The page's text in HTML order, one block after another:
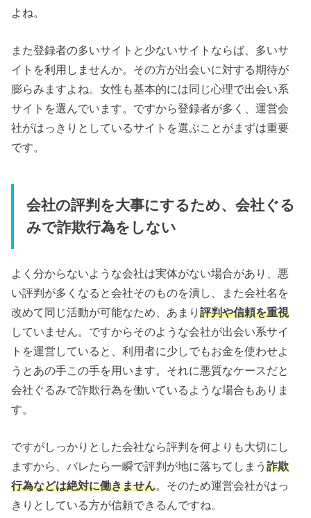
よね。
また登録者の多いサイトと少ないサイトならば、多いサ
イトを利用しませんか。その方が出会いに対する期待が
膨らみますよね。女性も基本的には同じ心理で出会い系
サイトを選んでいます。ですから登録者が多く、運営会
社がはっきりとしているサイトを選ぶことがまずは重要
です。
会社の評判を大事にするため、会社ぐる
みで詐欺行為をしない
よく分からないような会社は実体がない場合があり、悪
い評判が多くなると会社そのものを潰し、また会社名を
改めて同じ活動が可能なため、あまり評判や信頼を重視
していません。ですからそのような会社が出会い系サイ
トを運営していると、利用者に少しでもお金を使わせよ
うとあの手この手を用います。それに悪質なケースだと
会社ぐるみで詐欺行為を働いているような場合もありま
す。
ですがしっかりとした会社なら評判を何よりも大切にし
ますから、バレたら一瞬で評判が地に落ちてしまう詐欺
行為などは絶対に働きません。そのため運営会社がはっ
きりとしている方が信頼できるんですね。